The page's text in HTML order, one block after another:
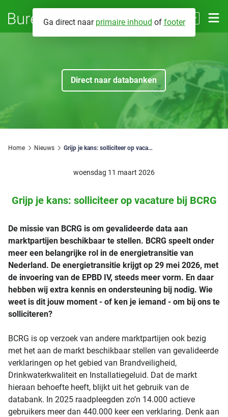
Ga direct naar primaire inhoud of footer
NL
Installatiegeluid
Over BCRG
Wat we doen
Zoeken
Direct naar databanken
Home Nieuws Grijp je kans: solliciteer op vacature bij BCRG
woensdag 11 maart 2026
Grijp je kans: solliciteer op vacature bij BCRG
De missie van BCRG is om gevalideerde data aan
marktpartijen beschikbaar te stellen. BCRG speelt onder
meer een belangrijke rol in de energietransitie van
Nederland. De energietransitie krijgt op 29 mei 2026, met
de invoering van de EPBD IV, steeds meer vorm. En daar
hebben wij extra kennis en ondersteuning bij nodig. Wie
weet is dit jouw moment - of ken je iemand - om bij ons te
solliciteren?
BCRG is op verzoek van andere marktpartijen ook bezig
met het aan de markt beschikbaar stellen van gevalideerde
verklaringen op het gebied van Brandveiligheid,
Drinkwaterkwaliteit en Installatiegeluid. Dat de markt
hieraan behoefte heeft, blijkt uit het gebruik van de
databank. In 2025 raadpleegden zo’n 14.000 actieve
gebruikers meer dan 440.000 keer een verklaring. Denk aan